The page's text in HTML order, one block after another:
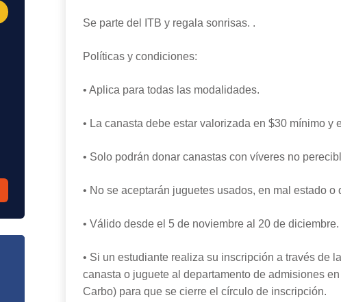
Se parte del ITB y regala sonrisas. .
Políticas y condiciones:
• Aplica para todas las modalidades.
• La canasta debe estar valorizada en $30 mínimo y
• Solo podrán donar canastas con víveres no
• No se aceptarán juguetes usados, en mal estado o
• Válido desde el 5 de noviembre al 20 de diciembre.
• Si un estudiante realiza su inscripción a través de
canasta o juguete al departamento de admisiones
Carbo) para que se cierre el círculo de inscripción.